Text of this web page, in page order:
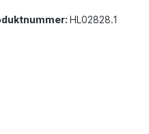
HL02828.1